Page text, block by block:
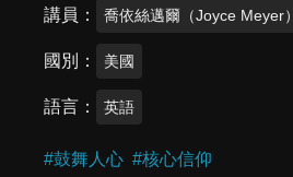
講員 喬依絲邁爾（Joyce Meyer）
國別 美國
語言 英語
#鼓舞人心 #核心信仰